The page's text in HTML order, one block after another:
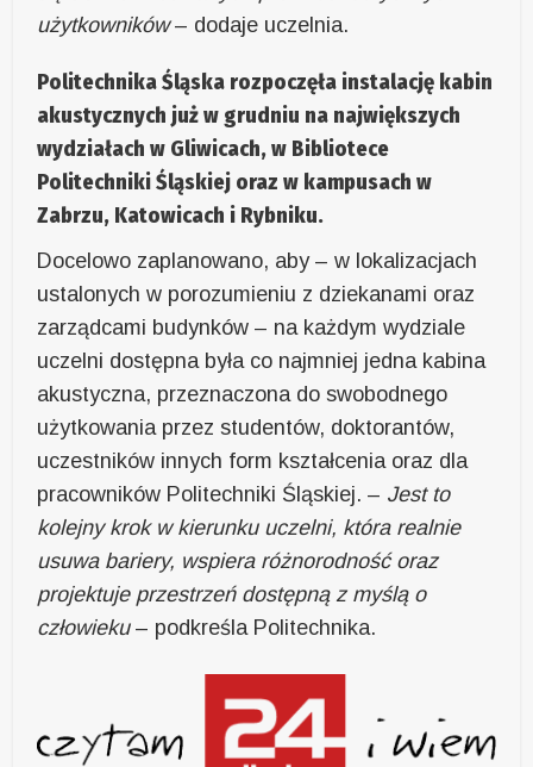
użytkowników– dodaje uczelnia.
Politechnika Śląska rozpoczęła instalację kabin
akustycznych już w grudniu na największych
wydziałach w Gliwicach, w Bibliotece
Politechniki Śląskiej oraz w kampusach w
Zabrzu, Katowicach i Rybniku.
Docelowo zaplanowano, aby – w lokalizacjach
ustalonych w porozumieniu z dziekanami oraz
zarządcami budynków – na każdym wydziale
uczelni dostępna była co najmniej jedna kabina
akustyczna, przeznaczona do swobodnego
użytkowania przez studentów, doktorantów,
uczestników innych form kształcenia oraz dla
pracowników Politechniki Śląskiej. – Jest to
kolejny krok w kierunku uczelni, która realnie
usuwa bariery, wspiera różnorodność oraz
projektuje przestrzeń dostępną z myślą o
człowieku– podkreśla Politechnika.